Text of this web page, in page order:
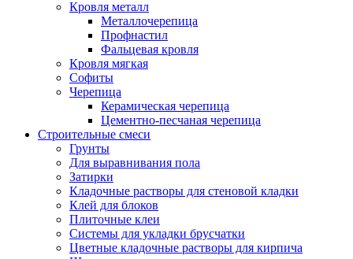
Кровля металл
Металлочерепица
Профнастил
Фальцевая кровля
Кровля мягкая
Софиты
Черепица
Керамическая черепица
Цементно-песчаная черепица
Строительные смеси
Грунты
Для выравнивания пола
Затирки
Кладочные растворы для стеновой кладки
Клей для блоков
Плиточные клеи
Системы для укладки брусчатки
Цветные кладочные растворы для кирпича